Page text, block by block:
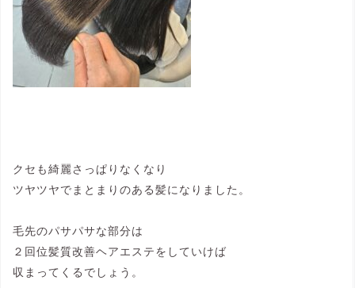
クセも綺麗さっぱりなくなり
ツヤツヤでまとまりのある髪になりました。
毛先のパサパサな部分は
２回位髪質改善ヘアエステをしていけば
収まってくるでしょう。